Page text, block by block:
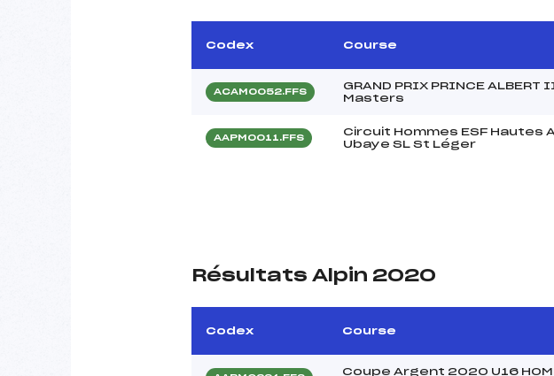
Codex Course
ACAM0052.FFS
GRAND PRIX PRINCE ALBERT
Masters
AAPM0011.FFS
Circuit Hommes ESF Hautes
Ubaye SL St Léger
Résultats Alpin 2020
Codex Course
Coupe Argent 2020 U16